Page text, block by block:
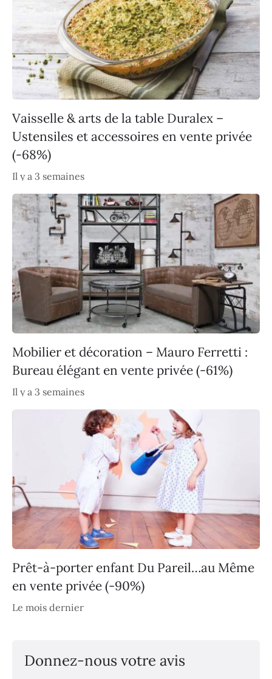
Vaisselle & arts de la table Duralex –
Ustensiles et accessoires en vente privée
(-68%)
Il y a 3 semaines
Mobilier et décoration – Mauro Ferretti :
Bureau élégant en vente privée (-61%)
Il y a 3 semaines
Prêt-à-porter enfant Du Pareil…au Même
en vente privée (-90%)
Le mois dernier
Donnez-nous votre avis